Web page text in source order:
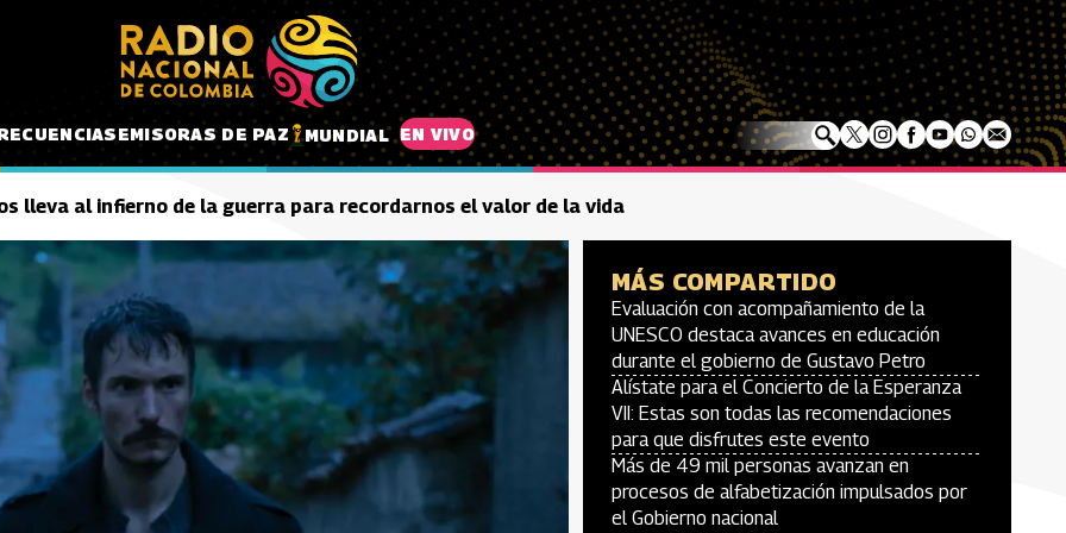
EMISORAS DE PAZ MUNDIAL EN VIVO
lleva al infierno de la guerra para recordarnos el valor de la vida
MÁS COMPARTIDO
Evaluación con acompañamiento de la
UNESCO destaca avances en educación
durante el gobierno de Gustavo Petro
Alístate para el Concierto de la Esperanza
VII: Estas son todas las recomendaciones
para que disfrutes este evento
Más de 49 mil personas avanzan en
procesos de alfabetización impulsados por
el Gobierno nacional